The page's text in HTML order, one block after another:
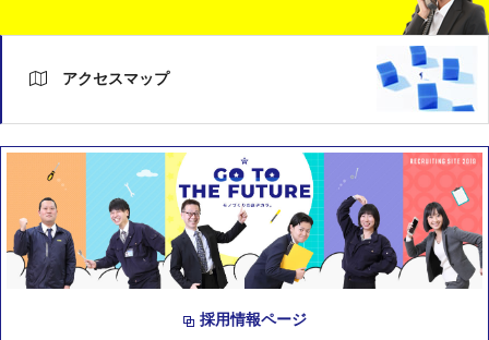
アクセスマップ
採用情報ページ